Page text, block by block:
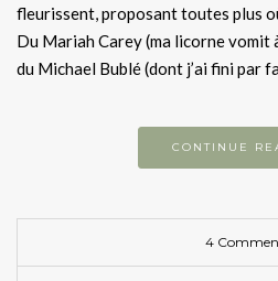
fleurissent, proposant toutes plus
Du Mariah Carey (ma licorne vomit
du Michael Bublé (dont j’ai fini par
CONTINUE
4